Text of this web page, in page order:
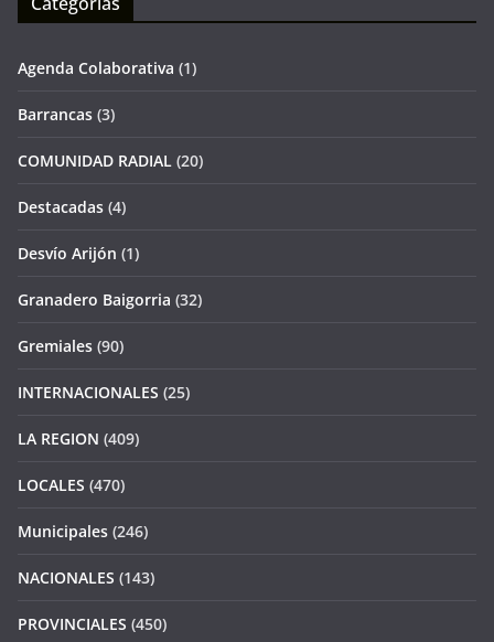
Agenda Colaborativa (1)
Barrancas (3)
COMUNIDAD RADIAL (20)
Destacadas (4)
Desvío Arijón (1)
Granadero Baigorria (32)
Gremiales (90)
INTERNACIONALES (25)
LA REGION (409)
LOCALES (470)
Municipales (246)
NACIONALES (143)
PROVINCIALES (450)